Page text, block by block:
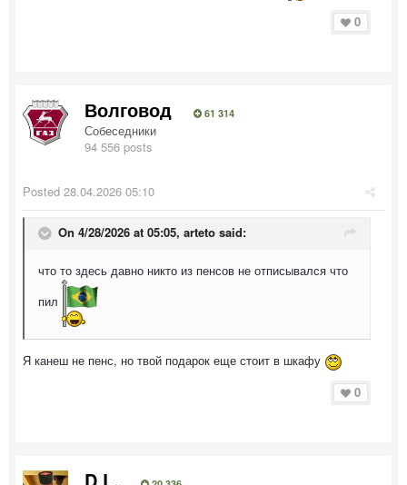
0
Волговод 61 314
Собеседники
94 556 posts
Posted 28.04.2026 05:10
On 4/28/2026 at 05:05, arteto said:
что то здесь давно никто из пенсов не отписывался что
пил
Я канеш не пенс, но твой подарок еще стоит в шкафу
0